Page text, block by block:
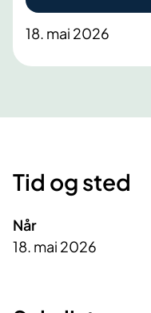
18. mai 2026
Tid og sted
Når
18. mai 2026